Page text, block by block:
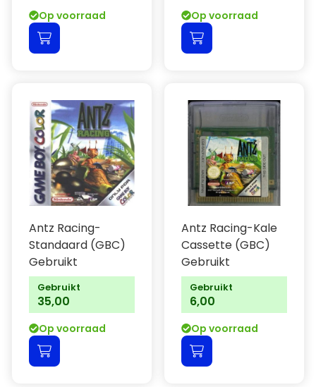
Op voorraad Op voorraad
Antz Racing-
Standaard (GBC)
Gebruikt
Gebruikt
35,00
Op voorraad
Antz Racing-Kale
Cassette (GBC)
Gebruikt
Gebruikt
6,00
Op voorraad